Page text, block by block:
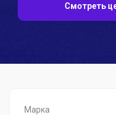
Смотреть
Марка